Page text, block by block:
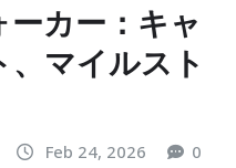
カー：キャ
マイルスト
Feb 24, 2026 0